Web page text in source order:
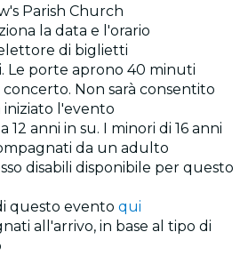
Parish Church
la data e l'orario
di biglietti
Le porte aprono 40 minuti
Non sarà consentito
iniziato l'evento
12 anni in su. I minori di 16 anni
da un adulto
disabili disponibile per questo
questo evento qui
all'arrivo, in base al tipo di